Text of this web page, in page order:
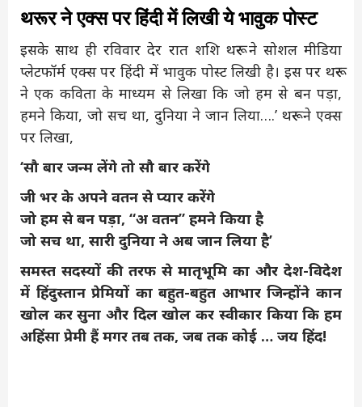
थरूर ने एक्स पर हिंदी में लिखी ये भावुक पोस्ट
इसके साथ ही रविवार देर रात शशि थरूर ने सोशल मीडिया
प्लेटफॉर्म एक्स पर हिंदी में भावुक पोस्ट लिखी है। इस पर थरूर
ने एक कविता के माध्यम से लिखा कि जो हम से बन पड़ा,
हमने किया, जो सच था, दुनिया ने जान लिया….’ थरूर ने एक्स
पर लिखा,
‘सौ बार जन्म लेंगे तो सौ बार करेंगे
जी भर के अपने वतन से प्यार करेंगे
जो हम से बन पड़ा, “अ वतन” हमने किया है
जो सच था, सारी दुनिया ने अब जान लिया है’
समस्त सदस्यों की तरफ से मातृभूमि का और देश-विदेश
में हिंदुस्तान प्रेमियों का बहुत-बहुत आभार जिन्होंने कान
खोल कर सुना और दिल खोल कर स्वीकार किया कि हम
अहिंसा प्रेमी हैं मगर तब तक, जब तक कोई … जय हिंद!